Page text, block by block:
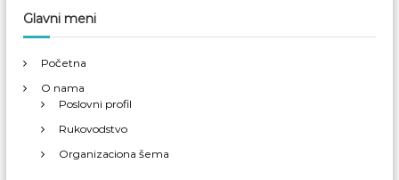
Glavni meni
Početna
O nama
Poslovni profil
Rukovodstvo
Organizaciona šema